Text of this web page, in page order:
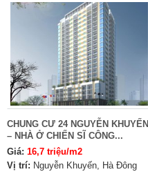
CHUNG CƯ 24 NGUYỄN KHUYẾN
– NHÀ Ở CHIẾN SĨ CÔNG...
Giá: 16,7 triệu/m2
Vị trí: Nguyễn Khuyến, Hà Đông